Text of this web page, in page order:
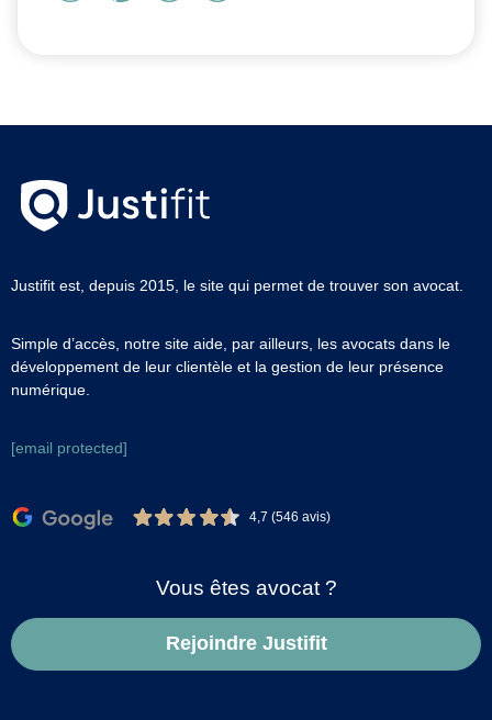
Justifit est, depuis 2015, le site qui permet de trouver son avocat.
Simple d’accès, notre site aide, par ailleurs, les avocats dans le
développement de leur clientèle et la gestion de leur présence
numérique.
[email protected]
4,7 (546 avis)
Vous êtes avocat ?
Rejoindre Justifit